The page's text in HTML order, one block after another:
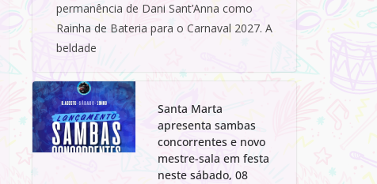
permanência de Dani Sant’Anna como
Rainha de Bateria para o Carnaval 2027. A
beldade
Santa Marta
apresenta sambas
concorrentes e novo
mestre-sala em festa
neste sábado, 08